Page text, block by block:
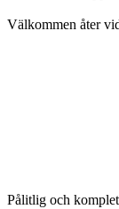
Välkommen åter
Pålitlig och